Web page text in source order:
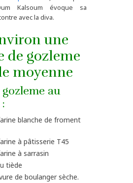
Kalsoum évoque sa
avec la diva.
une
de gozleme
moyenne
au
blanche de froment
à pâtisserie T45
à sarrasin
tiède
de boulanger sèche.